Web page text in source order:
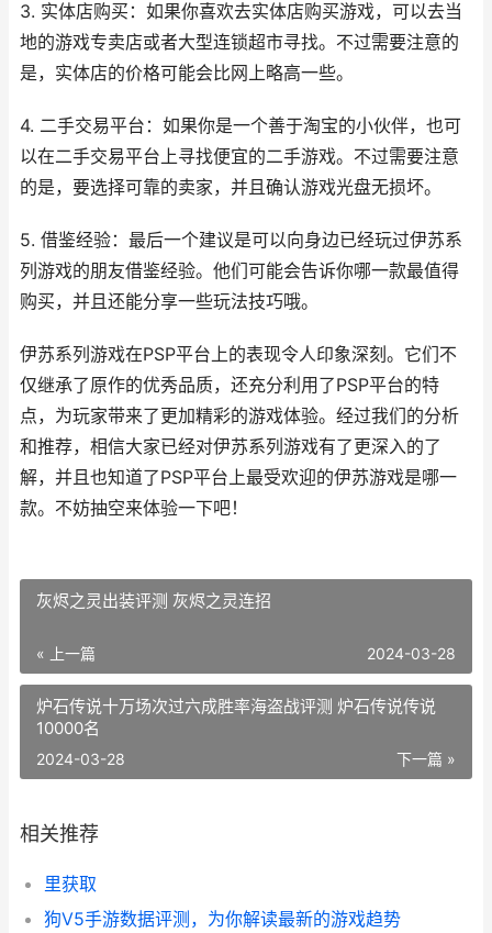
3. 实体店购买：如果你喜欢去实体店购买游戏，可以去当
地的游戏专卖店或者大型连锁超市寻找。不过需要注意的
是，实体店的价格可能会比网上略高一些。
4. 二手交易平台：如果你是一个善于淘宝的小伙伴，也可
以在二手交易平台上寻找便宜的二手游戏。不过需要注意
的是，要选择可靠的卖家，并且确认游戏光盘无损坏。
5. 借鉴经验：最后一个建议是可以向身边已经玩过伊苏系
列游戏的朋友借鉴经验。他们可能会告诉你哪一款最值得
购买，并且还能分享一些玩法技巧哦。
伊苏系列游戏在PSP平台上的表现令人印象深刻。它们不
仅继承了原作的优秀品质，还充分利用了PSP平台的特
点，为玩家带来了更加精彩的游戏体验。经过我们的分析
和推荐，相信大家已经对伊苏系列游戏有了更深入的了
解，并且也知道了PSP平台上最受欢迎的伊苏游戏是哪一
款。不妨抽空来体验一下吧！
灰烬之灵出装评测 灰烬之灵连招
« 上一篇 2024-03-28
炉石传说十万场次过六成胜率海盗战评测 炉石传说传说
10000名
下一篇 »
2024-03-28
相关推荐
里获取
狗V5手游数据评测，为你解读最新的游戏趋势